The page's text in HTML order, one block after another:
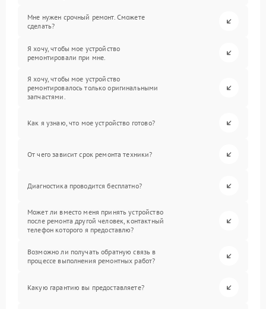
Мне нужен срочный ремонт. Сможете
сделать?
Я хочу, чтобы мое устройство
ремонтировали при мне.
Я хочу, чтобы мое устройство
ремонтировалось только оригинальными
запчастями.
Как я узнаю, что мое устройство готово?
От чего зависит срок ремонта техники?
Диагностика проводится бесплатно?
Может ли вместо меня принять устройство
после ремонта другой человек, контактный
телефон которого я предоставлю?
Возможно ли получать обратную связь в
процессе выполнения ремонтных работ?
Какую гарантию вы предоставляете?